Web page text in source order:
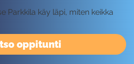
oppitunti
Parkkila käy läpi, miten keikka